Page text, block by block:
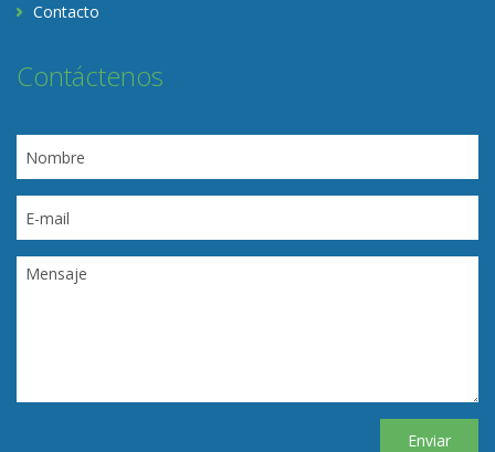
Contacto
Contáctenos